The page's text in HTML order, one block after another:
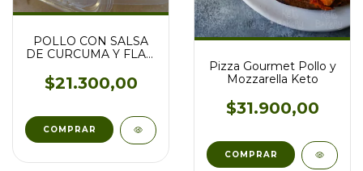
POLLO CON SALSA
DE CURCUMA Y FLAN
$21.300,00
Pizza Gourmet Pollo y
Mozzarella Keto
$31.900,00